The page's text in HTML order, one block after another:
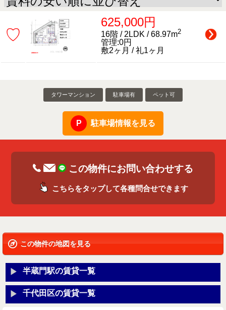
♡
625,000円
16階 / 2LDK / 68.97m2
管理:0円
敷2ヶ月 / 礼1ヶ月
タワーマンション 駐車場有 ペット可
駐車場情報を見る
この物件にお問い合わせする
こちらをタップして各種問合せできます
この物件の地図を見る
半蔵門駅の賃貸一覧
千代田区の賃貸一覧